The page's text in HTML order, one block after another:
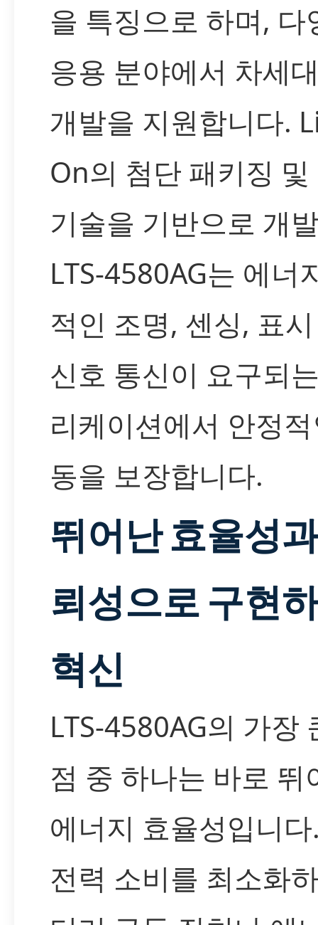
을 특징으로 하며, 다
응용 분야에서 차세
개발을 지원합니다.
On의 첨단 패키징 및
기술을 기반으로 개
LTS-4580AG는 에너
적인 조명, 센싱, 표
신호 통신이 요구되
리케이션에서 안정
동을 보장합니다.
뛰어난 효율성
뢰성으로 구현
혁신
LTS-4580AG의 가장
점 중 하나는 바로 뛰
에너지 효율성입니
전력 소비를 최소화